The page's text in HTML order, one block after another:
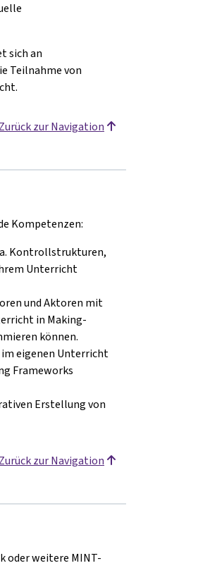
sich an
Teilnahme von
Zurück zur Navigation
Kompetenzen:
Kontrollstrukturen,
Unterricht
und Aktoren mit
in Making-
können.
im eigenen Unterricht
Frameworks
Erstellung von
Zurück zur Navigation
oder weitere MINT-